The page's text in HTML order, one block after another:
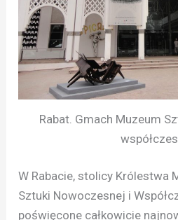
Rabat. Gmach Muzeum
W Rabacie, stolicy Królestwa
Sztuki Nowoczesnej i
poświęcone całkowicie